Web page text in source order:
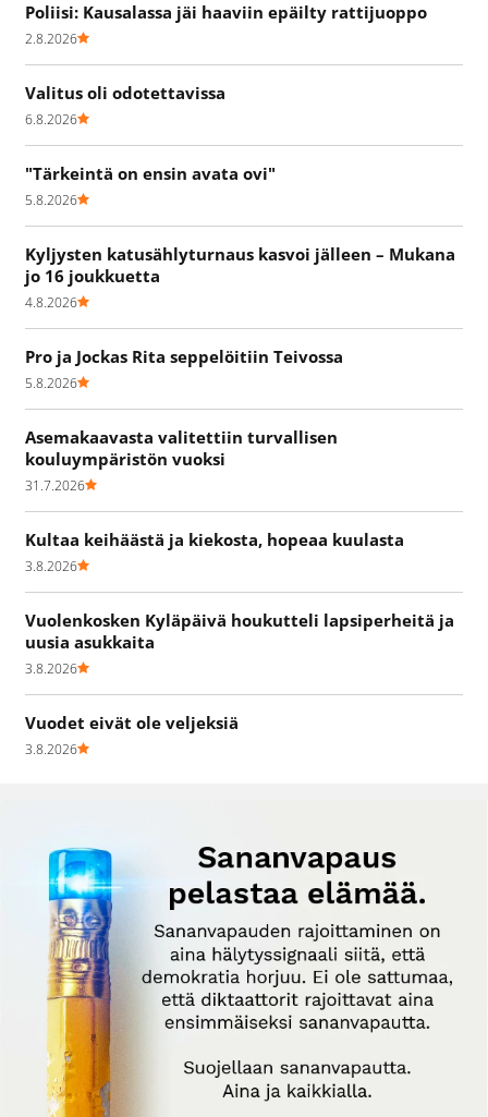
Poliisi: Kausalassa jäi haaviin epäilty rattijuoppo
2.8.2026
Valitus oli odotettavissa
6.8.2026
"Tärkeintä on ensin avata ovi"
5.8.2026
Kyljysten katusählyturnaus kasvoi jälleen – Mukana
jo 16 joukkuetta
4.8.2026
Pro ja Jockas Rita seppelöitiin Teivossa
5.8.2026
Asemakaavasta valitettiin turvallisen
kouluympäristön vuoksi
31.7.2026
Kultaa keihäästä ja kiekosta, hopeaa kuulasta
3.8.2026
Vuolenkosken Kyläpäivä houkutteli lapsiperheitä ja
uusia asukkaita
3.8.2026
Vuodet eivät ole veljeksiä
3.8.2026